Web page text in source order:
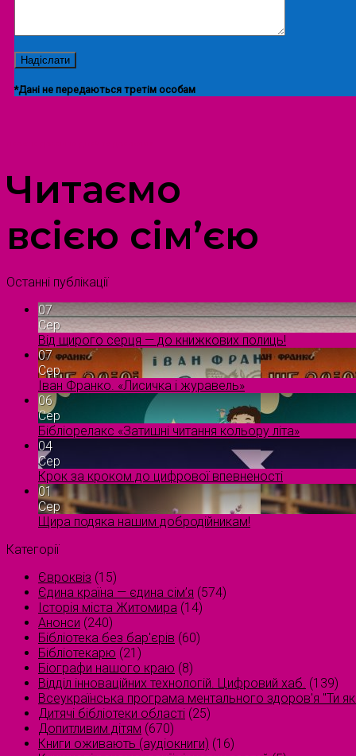
*Дані не передаються третім особам
Читаємо
всією сім’єю
Останні публікації
07
Сер
Від щирого серця — до книжкових полиць!
07
Сер
Іван Франко. «Лисичка і журавель»
06
Сер
Бібліорелакс «Затишні читання кольору літа»
04
Сер
Крок за кроком до цифрової впевненості
01
Сер
Щира подяка нашим добродійникам!
Категорії
Євроквіз (15)
Єдина країна — єдина сім’я (574)
Історія міста Житомира (14)
Анонси (240)
Бібліотека без бар'єрів (60)
Бібліотекарю (21)
Біографи нашого краю (8)
Відділ інноваційних технологій. Цифровий хаб. (139)
Всеукраїнська програма ментального здоров'я "Ти
Дитячі бібліотеки області (25)
Допитливим дітям (670)
Книги оживають (аудіокниги) (16)